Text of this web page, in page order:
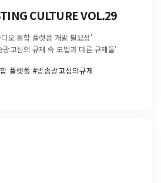
CULTURE VOL.29
오 통합 플랫폼 개발 필요성'
광고심의 규제 속 모법과 다른 규제들'
플랫폼 #방송광고심의규제